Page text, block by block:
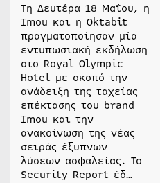
Τη Δευτέρα 18 Μαΐου, η
Imou και η Oktabit
πραγματοποίησαν μία
εντυπωσιακή εκδήλωση
στο Royal Olympic
Hotel με σκοπό την
ανάδειξη της ταχείας
επέκτασης του brand
Imou και την
ανακοίνωση της νέας
σειράς έξυπνων
λύσεων ασφαλείας. Το
Security Report έδ…